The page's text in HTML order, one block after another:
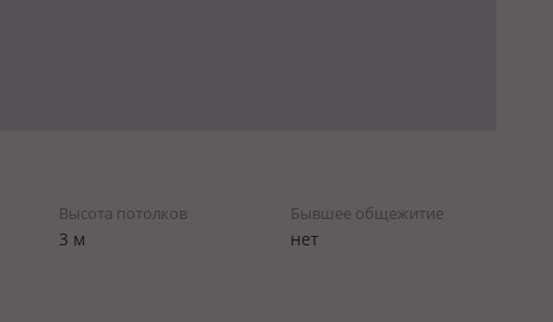
Высота потолков
3 м
Бывшее общежитие
нет